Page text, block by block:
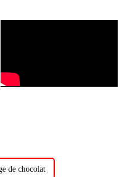
de chocolat